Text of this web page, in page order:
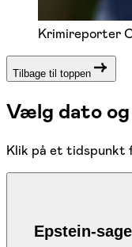
Krimireporter
Tilbage til toppen
Vælg dato
Klik på et tidspunkt
Epstein-